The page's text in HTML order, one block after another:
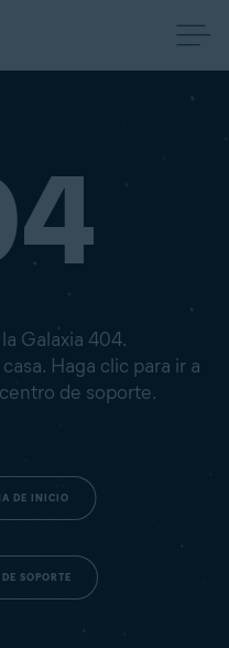
Galaxia 404.
Haga clic para ir a
de soporte.
DE INICIO
SOPORTE